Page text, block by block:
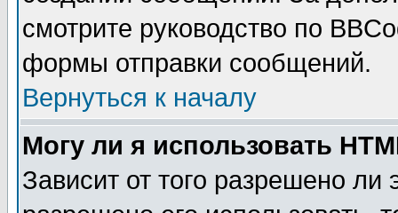
смотрите руководство по
формы отправки сообщений.
Вернуться к началу
Могу ли я использовать
Зависит от того разрешено